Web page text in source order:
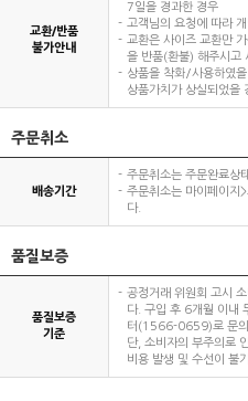
교환/반품
불가안내
7일을 경과한 경우
고객님의 요청에 따라
교환은 사이즈 교환만
을 반품(환불) 해주시고
상품을 착화/사용하였
상품가치가 상실되었을
주문취소
배송기간
주문취소는 주문완료상
주문취소는 마이페이지
다.
품질보증
품질보증
기준
공정거래 위원회 고시
다. 구입 후 6개월 이내
터(1566-0659)로 문의
단, 소비자의 부주의로
비용 발생 및 수선이 불